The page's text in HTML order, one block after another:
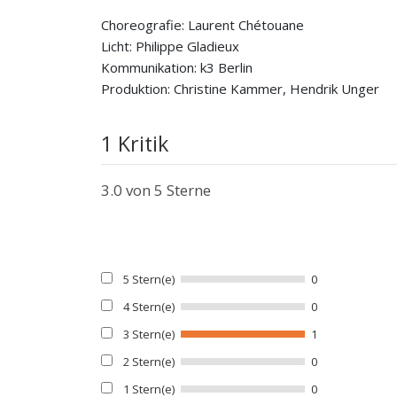
Choreografie: Laurent Chétouane
Licht: Philippe Gladieux
Kommunikation: k3 Berlin
Produktion: Christine Kammer, Hendrik Unger
1 Kritik
3.0 von 5 Sterne
5 Stern(e)
0
4 Stern(e)
0
3 Stern(e)
1
2 Stern(e)
0
1 Stern(e)
0